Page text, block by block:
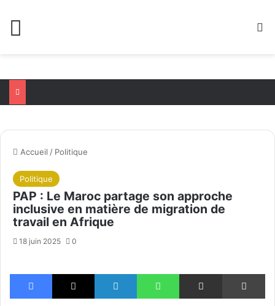
Accueil / Politique
Politique
PAP : Le Maroc partage son approche
inclusive en matière de migration de
travail en Afrique
18 juin 2025 0
Facebook X Linkedin WhatsApp Partager par email